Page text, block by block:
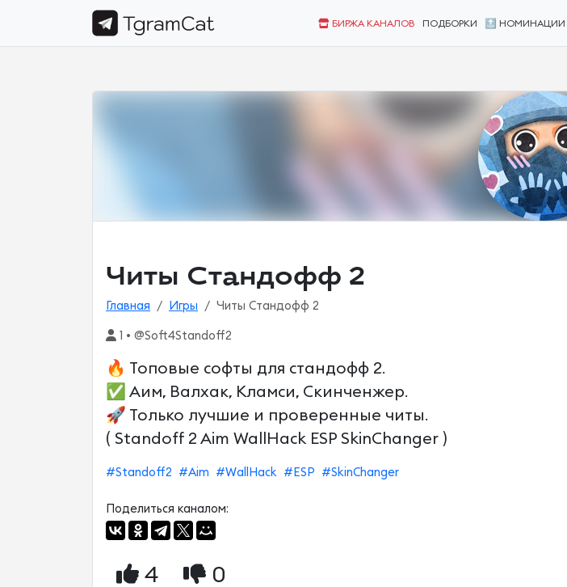
БИРЖА КАНАЛОВ ПОДБОРКИ 🔝 НОМИНАЦИИ
Читы Стандофф 2
Главная Игры Читы Стандофф 2
1 • @Soft4Standoff2
🔥 Топовые софты для стандофф 2.
✅ Аим, Валхак, Кламси, Скинченжер.
🚀 Только лучшие и проверенные читы.
( Standoff 2 Aim WallHack ESP SkinChanger )
#Standoff2 #Aim #WallHack #ESP #SkinChanger
Поделиться каналом:
4 0